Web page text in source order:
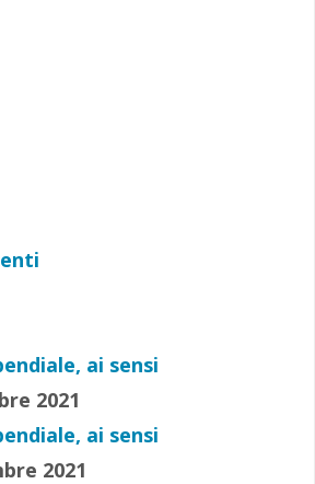
ai sensi
2021
ai sensi
2021